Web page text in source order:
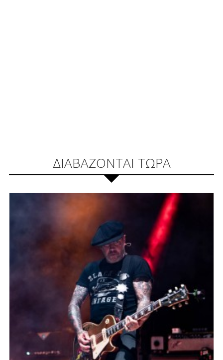
ΔΙΑΒΑΖΟΝΤΑΙ ΤΩΡΑ